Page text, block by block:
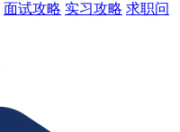
面试攻略 实习攻略 求职问